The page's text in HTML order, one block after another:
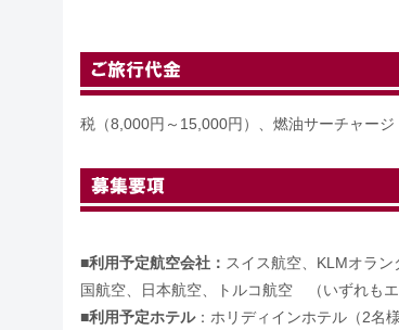
税（8,000円～15,000円）、燃油サーチャー
■利用予定航空会社： スイス航空、KLMオラ
国航空、日本航空、トルコ航空 （いずれもエ
■利用予定ホテル：ホリディインホテル（2名